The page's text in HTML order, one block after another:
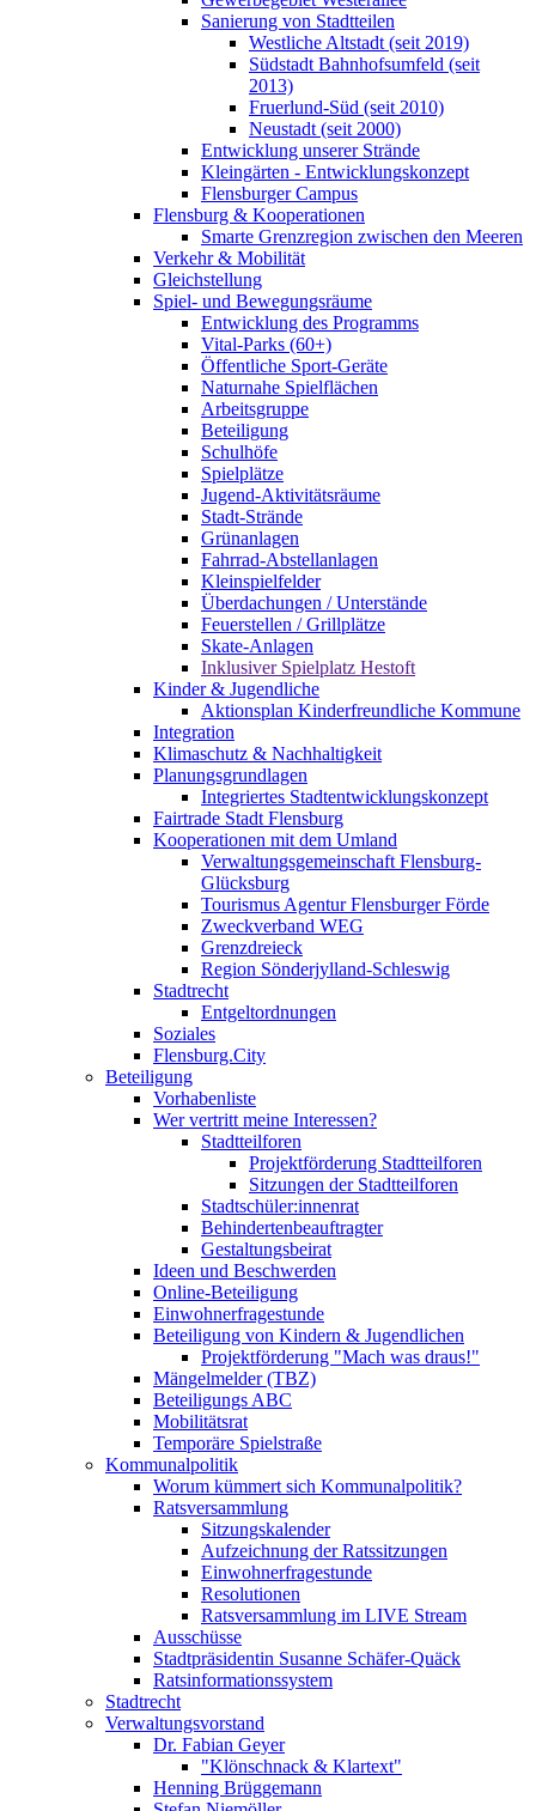
Sanierung von Stadtteilen
Westliche Altstadt (seit 2019)
Südstadt Bahnhofsumfeld (seit
2013)
Fruerlund-Süd (seit 2010)
Neustadt (seit 2000)
Entwicklung unserer Strände
Kleingärten - Entwicklungskonzept
Flensburger Campus
Flensburg & Kooperationen
Smarte Grenzregion zwischen den Meeren
Verkehr & Mobilität
Gleichstellung
Spiel- und Bewegungsräume
Entwicklung des Programms
Vital-Parks (60+)
Öffentliche Sport-Geräte
Naturnahe Spielflächen
Arbeitsgruppe
Beteiligung
Schulhöfe
Spielplätze
Jugend-Aktivitätsräume
Stadt-Strände
Grünanlagen
Fahrrad-Abstellanlagen
Kleinspielfelder
Überdachungen / Unterstände
Feuerstellen / Grillplätze
Skate-Anlagen
Inklusiver Spielplatz Hestoft
Kinder & Jugendliche
Aktionsplan Kinderfreundliche Kommune
Integration
Klimaschutz & Nachhaltigkeit
Planungsgrundlagen
Integriertes Stadtentwicklungskonzept
Fairtrade Stadt Flensburg
Kooperationen mit dem Umland
Verwaltungsgemeinschaft Flensburg-
Glücksburg
Tourismus Agentur Flensburger Förde
Zweckverband WEG
Grenzdreieck
Region Sönderjylland-Schleswig
Stadtrecht
Entgeltordnungen
Soziales
Flensburg.City
Beteiligung
Vorhabenliste
Wer vertritt meine Interessen?
Stadtteilforen
Projektförderung Stadtteilforen
Sitzungen der Stadtteilforen
Stadtschüler:innenrat
Behindertenbeauftragter
Gestaltungsbeirat
Ideen und Beschwerden
Online-Beteiligung
Einwohnerfragestunde
Beteiligung von Kindern & Jugendlichen
Projektförderung "Mach was draus!"
Mängelmelder (TBZ)
Beteiligungs ABC
Mobilitätsrat
Temporäre Spielstraße
Kommunalpolitik
Worum kümmert sich Kommunalpolitik?
Ratsversammlung
Sitzungskalender
Aufzeichnung der Ratssitzungen
Einwohnerfragestunde
Resolutionen
Ratsversammlung im LIVE Stream
Ausschüsse
Stadtpräsidentin Susanne Schäfer-Quäck
Ratsinformationssystem
Stadtrecht
Verwaltungsvorstand
Dr. Fabian Geyer
"Klönschnack & Klartext"
Henning Brüggemann